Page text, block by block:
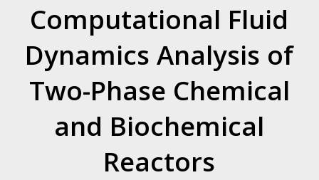
Computational Fluid
Dynamics Analysis of
Two-Phase Chemical
and Biochemical
Reactors